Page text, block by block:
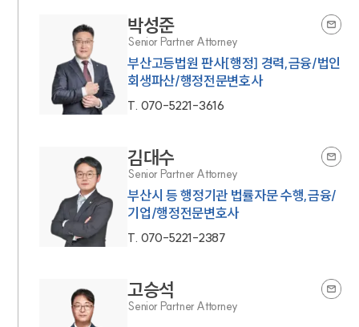
박성준
Senior Partner Attorney
부산고등법원 판사[행정] 경력,금융/법인
회생파산/행정전문변호사
T. 070-5221-3616
김대수
Senior Partner Attorney
부산시 등 행정기관 법률자문 수행,금융/
기업/행정전문변호사
T. 070-5221-2387
고승석
Senior Partner Attorney